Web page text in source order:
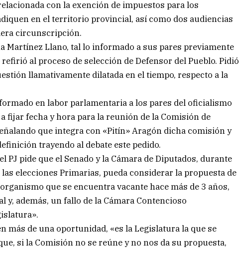
con la exención de impuestos para los
en el territorio provincial, así como dos audiencias
circunscripción.
Martínez Llano, tal lo informado a sus pares previamente
al proceso de selección de Defensor del Pueblo. Pidió
llamativamente dilatada en el tiempo, respecto a la
en labor parlamentaria a los pares del oficialismo
fijar fecha y hora para la reunión de la Comisión de
que integra con «Pitín» Aragón dicha comisión y
trayendo al debate este pedido.
PJ pide que el Senado y la Cámara de Diputados, durante
las elecciones Primarias, pueda considerar la propuesta de
que se encuentra vacante hace más de 3 años,
además, un fallo de la Cámara Contencioso
más de una oportunidad, «es la Legislatura la que se
si la Comisión no se reúne y no nos da su propuesta,